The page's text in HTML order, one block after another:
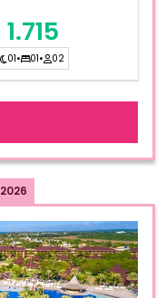
01• 01• 02